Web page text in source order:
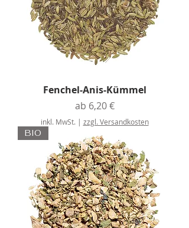
Fenchel-Anis-Kümmel
ab 6,20 €
Sale-Preis
inkl. MwSt. | zzgl. Versandkosten
BIO